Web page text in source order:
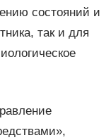
состояний и
так и для